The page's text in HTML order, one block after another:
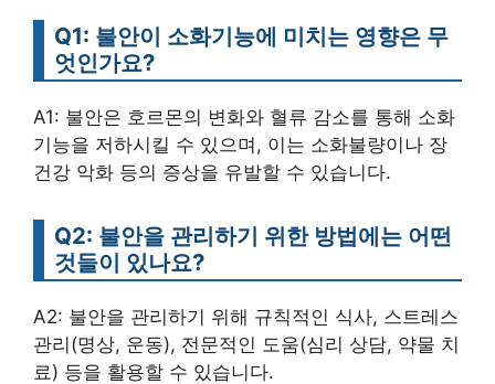
Q1: 불안이 소화기능에 미치는 영향은 무
엇인가요?
A1: 불안은 호르몬의 변화와 혈류 감소를 통해 소화
기능을 저하시킬 수 있으며, 이는 소화불량이나 장
건강 악화 등의 증상을 유발할 수 있습니다.
Q2: 불안을 관리하기 위한 방법에는 어떤
것들이 있나요?
A2: 불안을 관리하기 위해 규칙적인 식사, 스트레스
관리(명상, 운동), 전문적인 도움(심리 상담, 약물 치
료) 등을 활용할 수 있습니다.